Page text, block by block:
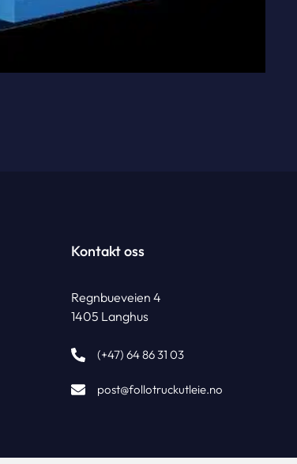
Kontakt oss
Regnbueveien 4
1405 Langhus
(+47) 64 86 31 03
post@follotruckutleie.no